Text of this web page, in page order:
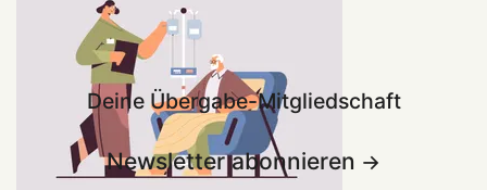
Deine Übergabe-Mitgliedschaft
Newsletter abonnieren